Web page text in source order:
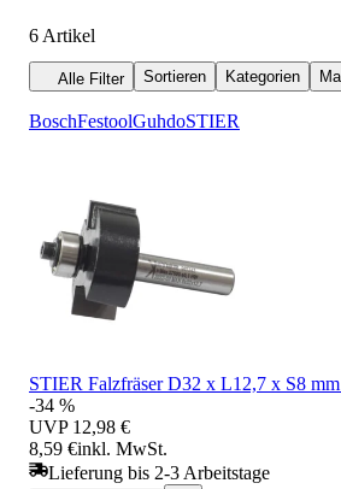
6 Artikel
Alle Filter Sortieren Kategorien
BoschFestoolGuhdoSTIER
STIER Falzfräser D32 x L12,7 x S8
-34 %
UVP 12,98 €
8,59 €inkl. MwSt.
Lieferung bis 2-3 Arbeitstage